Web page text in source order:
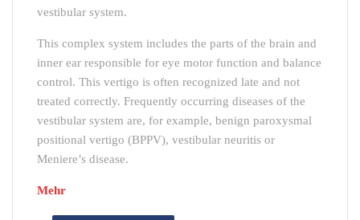
vestibular system.
This complex system includes the parts of the brain and
inner ear responsible for eye motor function and balance
control. This vertigo is often recognized late and not
treated correctly. Frequently occurring diseases of the
vestibular system are, for example, benign paroxysmal
positional vertigo (BPPV), vestibular neuritis or
Meniere’s disease.
Mehr